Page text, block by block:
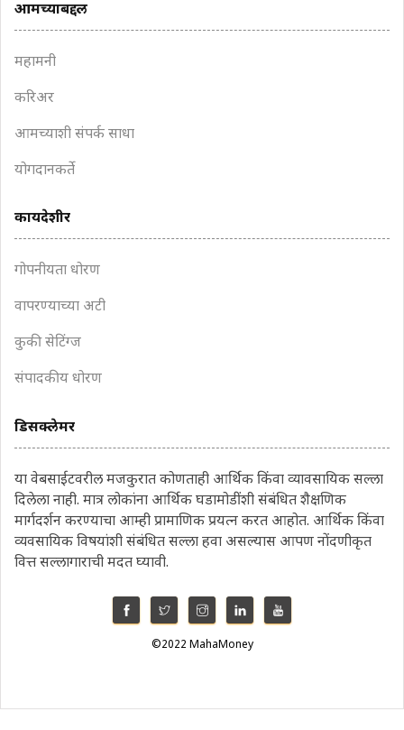
आमच्याबद्दल
महामनी
करिअर
आमच्याशी संपर्क साधा
योगदानकर्ते
कायदेशीर
गोपनीयता धोरण
वापरण्याच्या अटी
कुकी सेटिंग्ज
संपादकीय धोरण
डिसक्लेमर
या वेबसाईटवरील मजकुरात कोणताही आर्थिक किंवा व्यावसायिक सल्ला
दिलेला नाही. मात्र लोकांना आर्थिक घडामोडींशी संबंधित शैक्षणिक
मार्गदर्शन करण्याचा आम्ही प्रामाणिक प्रयत्न करत आहोत. आर्थिक किंवा
व्यवसायिक विषयांशी संबंधित सल्ला हवा असल्यास आपण नोंदणीकृत
वित्त सल्लागाराची मदत घ्यावी.
©2022 MahaMoney